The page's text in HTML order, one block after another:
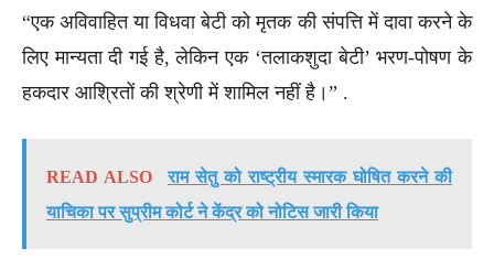
“एक अविवाहित या विधवा बेटी को मृतक की संपत्ति में दावा करने के
लिए मान्यता दी गई है, लेकिन एक ‘तलाकशुदा बेटी’ भरण-पोषण के
हकदार आश्रितों की श्रेणी में शामिल नहीं है।” .
READ ALSO
राम सेतु को राष्ट्रीय स्मारक घोषित करने की
याचिका पर सुप्रीम कोर्ट ने केंद्र को नोटिस जारी किया